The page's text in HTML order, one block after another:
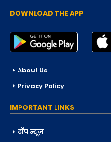
DOWNLOAD THE APP
About Us
Privacy Policy
IMPORTANT LINKS
टॉप न्यूज़